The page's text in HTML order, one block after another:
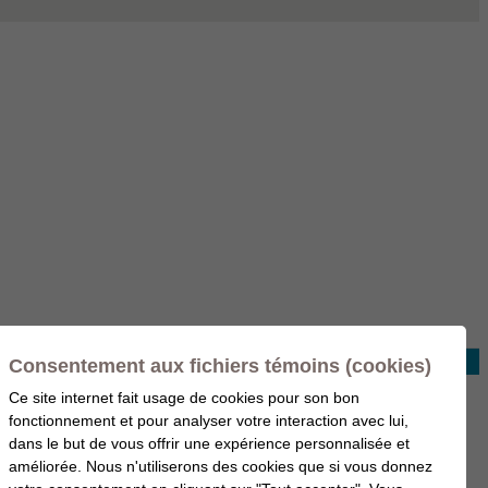
Consentement aux fichiers témoins (cookies)
Ce site internet fait usage de cookies pour son bon
fonctionnement et pour analyser votre interaction avec lui,
dans le but de vous offrir une expérience personnalisée et
améliorée. Nous n'utiliserons des cookies que si vous donnez